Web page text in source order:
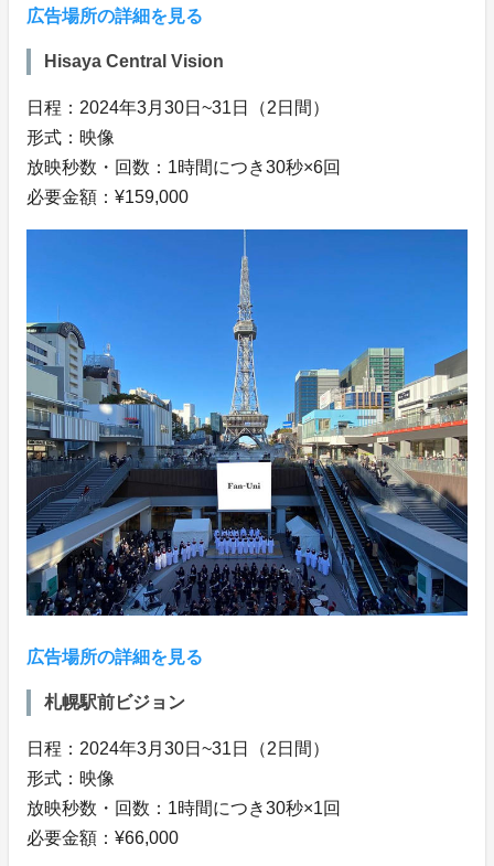
広告場所の詳細を見る
Hisaya Central Vision
日程：2024年3月30日~31日（2日間）
形式：映像
放映秒数・回数：1時間につき30秒×6回
必要金額：¥159,000
広告場所の詳細を見る
札幌駅前ビジョン
日程：2024年3月30日~31日（2日間）
形式：映像
放映秒数・回数：1時間につき30秒×1回
必要金額：¥66,000